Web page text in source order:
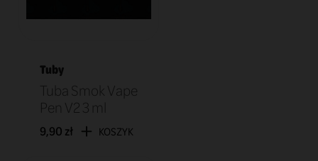
Tuby
Tuba Smok Vape
Pen V2 3 ml
9,90 zł KOSZYK